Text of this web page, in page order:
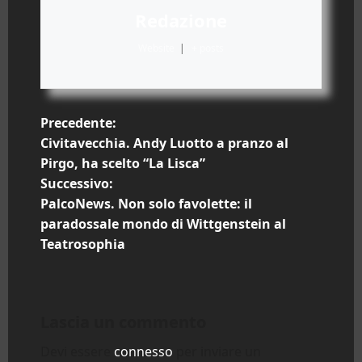
|
N
a
v
i
Precedente:
Civitavecchia. Andy Luotto a pranzo al
Pirgo, ha scelto “La Lisca”
Successivo:
PalcoNews. Non solo favolette: il
paradossale mondo di Wittgenstein al
Teatrosophia
connesso